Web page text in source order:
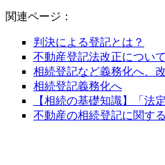
関連ページ：
判決による登記とは？
不動産登記法改正につい
相続登記など義務化へ、
相続登記義務化へ
【相続の基礎知識】「法
不動産の相続登記に関す